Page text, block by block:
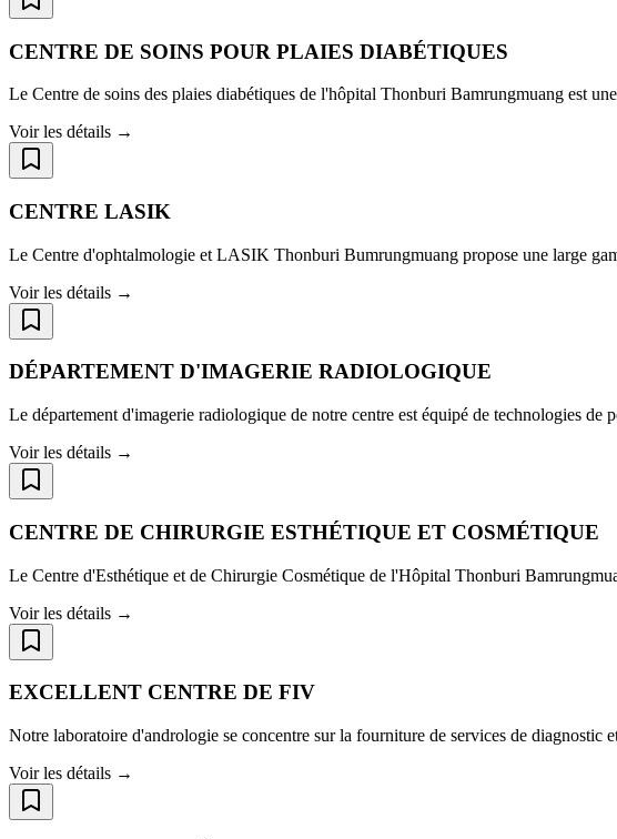
CENTRE DE SOINS POUR PLAIES DIABÉTIQUES
Le Centre de soins des plaies diabétiques de l'hôpital Thonburi Bamrungmuang est
Voir les détails →
CENTRE LASIK
Le Centre d'ophtalmologie et LASIK Thonburi Bumrungmuang propose une large
Voir les détails →
DÉPARTEMENT D'IMAGERIE RADIOLOGIQUE
Le département d'imagerie radiologique de notre centre est équipé de technologies
Voir les détails →
CENTRE DE CHIRURGIE ESTHÉTIQUE ET COSMÉTIQUE
Le Centre d'Esthétique et de Chirurgie Cosmétique de l'Hôpital Thonburi
Voir les détails →
EXCELLENT CENTRE DE FIV
Notre laboratoire d'andrologie se concentre sur la fourniture de services de diagnostic
Voir les détails →